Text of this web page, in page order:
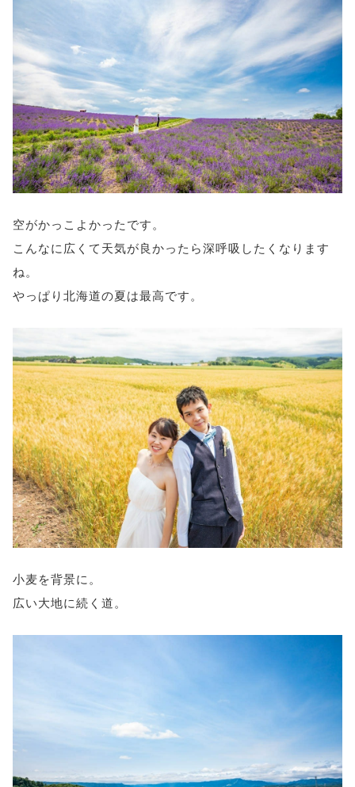
空がかっこよかったです。
こんなに広くて天気が良かったら深呼吸したくなります
ね。
やっぱり北海道の夏は最高です。
小麦を背景に。
広い大地に続く道。